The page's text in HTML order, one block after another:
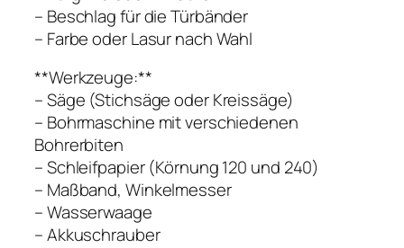
– Beschlag für die Türbänder
– Farbe oder Lasur nach Wahl
**Werkzeuge:**
– Säge (Stichsäge oder Kreissäge)
– Bohrmaschine mit verschiedenen
Bohrerbiten
– Schleifpapier (Körnung 120 und 240)
– Maßband, Winkelmesser
– Wasserwaage
– Akkuschrauber